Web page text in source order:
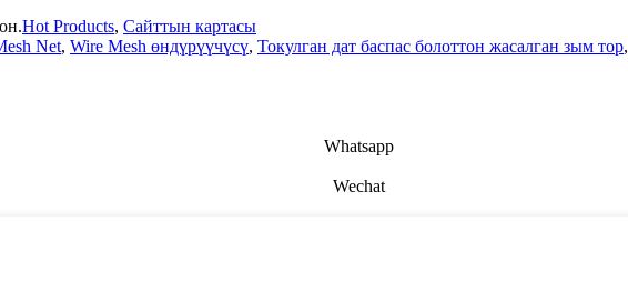
Hot Products, Сайттын картасы
Net, Wire Mesh өндүрүүчүсү, Токулган дат баспас болоттон жасалган зым тор,
Whatsapp
Wechat